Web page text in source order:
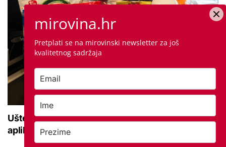
Uštedjeli smo preko 35 eura: Isprobali smo novu
aplikaciju za uštede, evo kako se koristi
mirovina.hr
Pretplati se na mirovinski newsletter za još
kvalitetnog sadržaja